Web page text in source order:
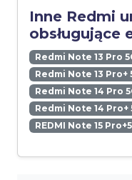
Inne Redmi
obsługujące
Redmi Note 13 Pro
Redmi Note 13 Pro+
Redmi Note 14 Pro
Redmi Note 14 Pro+
REDMI Note 15